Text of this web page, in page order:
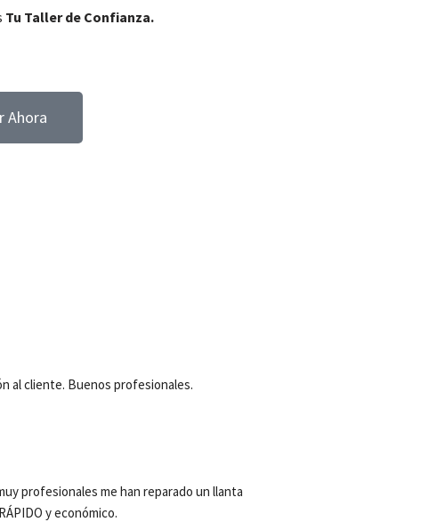
Tu Taller de Confianza.
Ahora
al cliente. Buenos profesionales.
profesionales me han reparado un llanta
y económico.